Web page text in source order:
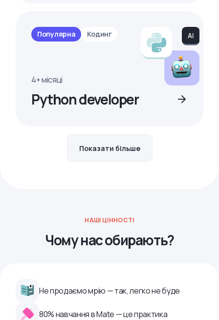
Популярна Кодинг
4+ місяці
Python developer
Показати більше
НАШІ ЦІННОСТІ
Чому нас обирають?
Не продаємо мрію — так, легко не буде
80% навчання в Mate — це практика